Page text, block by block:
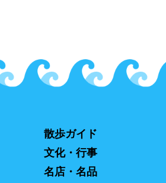
散歩ガイド
文化・行事
名店・名品